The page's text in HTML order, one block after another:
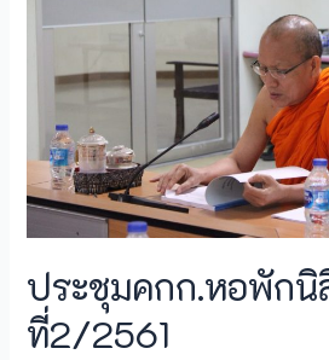
ประชุมคกก.หอพักนิ
ที่2/2561